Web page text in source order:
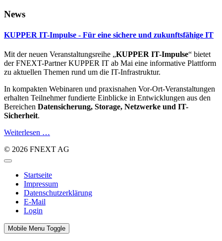
News
KUPPER IT-Impulse - Für eine sichere und zukunftsfähige IT
Mit der neuen Veranstaltungsreihe „KUPPER IT-Impulse“ bietet
der FNEXT-Partner KUPPER IT ab Mai eine informative Plattform
zu aktuellen Themen rund um die IT-Infrastruktur.
In kompakten Webinaren und praxisnahen Vor-Ort-Veranstaltungen
erhalten Teilnehmer fundierte Einblicke in Entwicklungen aus den
Bereichen Datensicherung, Storage, Netzwerke und IT-
Sicherheit.
Weiterlesen …
© 2026 FNEXT AG
Startseite
Impressum
Datenschutzerklärung
E-Mail
Login
Mobile Menu Toggle